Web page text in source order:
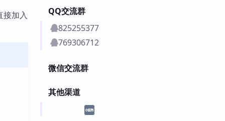
QQ交流群
825255377
769306712
微信交流群
其他渠道
接加入